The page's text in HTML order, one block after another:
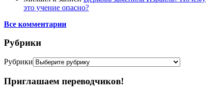
это учение опасно?
Все комментарии
Рубрики
Рубрики
Приглашаем переводчиков!